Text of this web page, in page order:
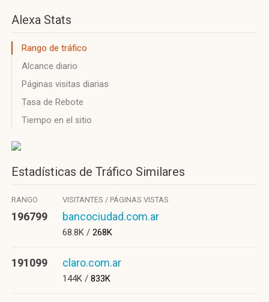
Alexa Stats
Rango de tráfico
Alcance diario
Páginas visitas diarias
Tasa de Rebote
Tiempo en el sitio
Estadísticas de Tráfico Similares
RANGO VISITANTES / PÁGINAS VISTAS
196799 bancociudad.com.ar
68.8K / 268K
191099 claro.com.ar
144K / 833K